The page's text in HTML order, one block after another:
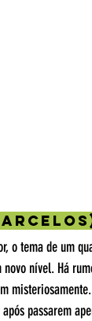
o tema de um
nível. Há
passarem